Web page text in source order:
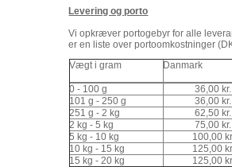
Levering og porto
Vi opkræver portogebyr for alle
er en liste over portoomkostninger
Vægt i gram
Danmark
0 - 100 g
36,00 kr.
101 g - 250 g
36,00 kr.
251 g - 2 kg
62,50 kr.
2 kg - 5 kg
75,00 kr.
5 kg - 10 kg
100,00
10 kg - 15 kg
125,00
15 kg - 20 kg
125,00